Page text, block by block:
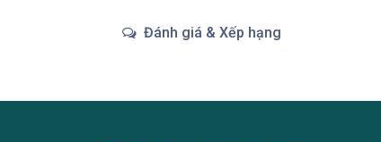
Đánh giá & Xếp hạng